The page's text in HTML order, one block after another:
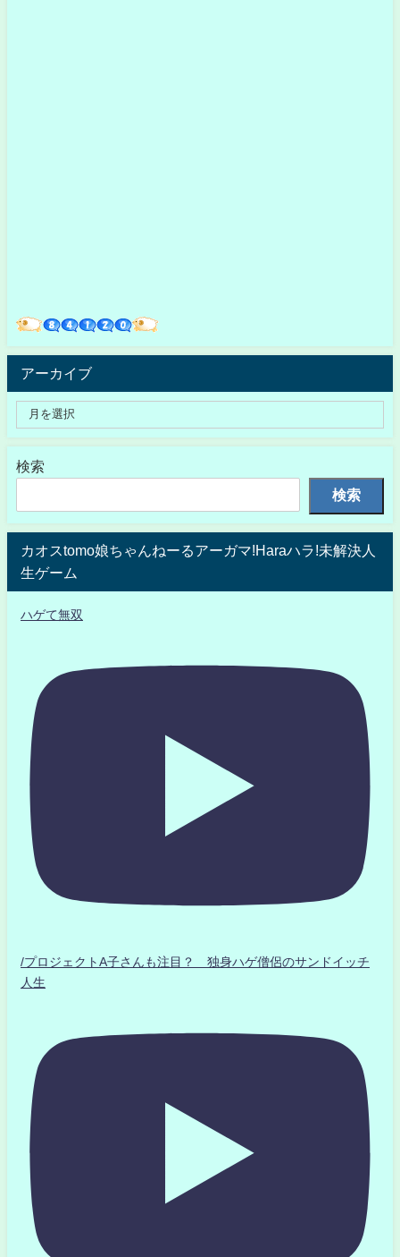
アーカイブ
検索
検索
カオスtomo娘ちゃんねーるアーガマ!Haraハラ!未解決人
生ゲーム
ハゲて無双
/プロジェクトA子さんも注目？ 独身ハゲ僧侶のサンドイッチ
人生